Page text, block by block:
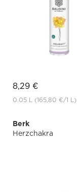
8,29 €
0.05 L (165,80 €/1 L)
Berk
Herzchakra